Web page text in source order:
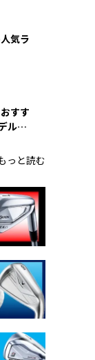
気ラ
すす
ルの
っと読む